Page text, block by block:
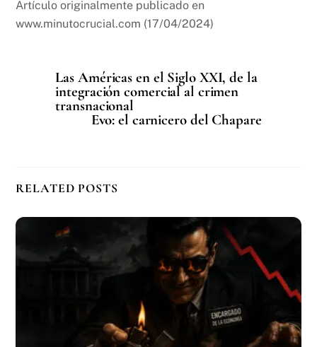
Artículo originalmente publicado en
www.minutocrucial.com (17/04/2024)
Las Américas en el Siglo XXI, de la
integración comercial al crimen
transnacional
Evo: el carnicero del Chapare
RELATED POSTS